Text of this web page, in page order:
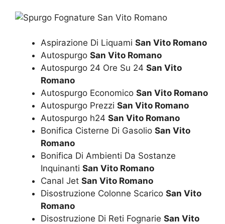
Aspirazione Di Liquami San Vito Romano
Autospurgo San Vito Romano
Autospurgo 24 Ore Su 24 San Vito
Romano
Autospurgo Economico San Vito Romano
Autospurgo Prezzi San Vito Romano
Autospurgo h24 San Vito Romano
Bonifica Cisterne Di Gasolio San Vito
Romano
Bonifica Di Ambienti Da Sostanze
Inquinanti San Vito Romano
Canal Jet San Vito Romano
Disostruzione Colonne Scarico San Vito
Romano
Disostruzione Di Reti Fognarie San Vito